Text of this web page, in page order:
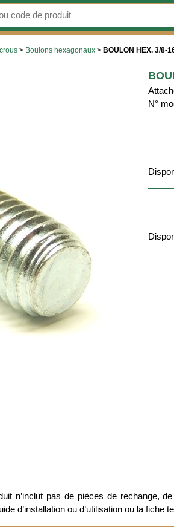
> Boulons hexagonaux > BOULON HEX. 3/8-
N°
n’inclut pas de pièces de rechange,
d’installation ou d’utilisation ou la fiche